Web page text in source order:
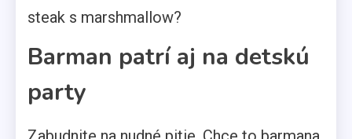
steak s marshmallow?
Barman patrí aj na detskú
party